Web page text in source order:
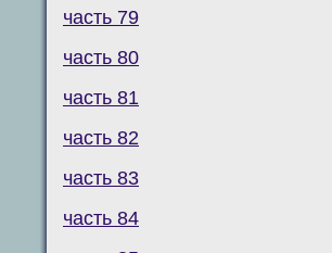
часть 79
часть 80
часть 81
часть 82
часть 83
часть 84